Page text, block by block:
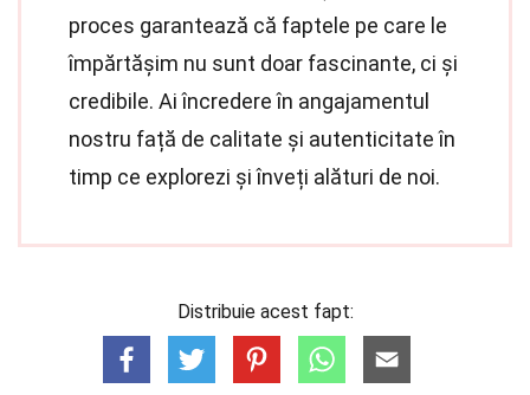
proces garantează că faptele pe care le
împărtășim nu sunt doar fascinante, ci și
credibile. Ai încredere în angajamentul
nostru față de calitate și autenticitate în
timp ce explorezi și înveți alături de noi.
Distribuie acest fapt: